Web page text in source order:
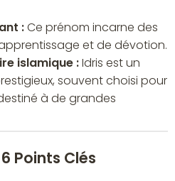
:Ce prénom incarne des
et de dévotion.
islamique :Idris est un
souvent choisi pour
à de grandes
Points Clés